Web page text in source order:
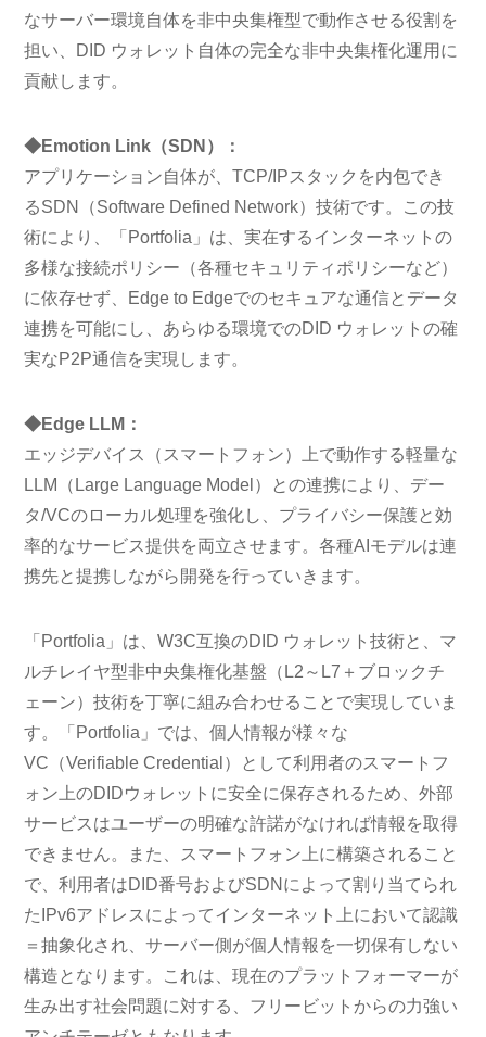
なサーバー環境自体を非中央集権型で動作させる役割を
担い、DID ウォレット自体の完全な非中央集権化運用に
貢献します。
◆Emotion Link（SDN）：
アプリケーション自体が、TCP/IPスタックを内包でき
るSDN（Software Defined Network）技術です。この技
術により、「Portfolia」は、実在するインターネットの
多様な接続ポリシー（各種セキュリティポリシーなど）
に依存せず、Edge to Edgeでのセキュアな通信とデータ
連携を可能にし、あらゆる環境でのDID ウォレットの確
実なP2P通信を実現します。
◆Edge LLM：
エッジデバイス（スマートフォン）上で動作する軽量な
LLM（Large Language Model）との連携により、デー
タ/VCのローカル処理を強化し、プライバシー保護と効
率的なサービス提供を両立させます。各種AIモデルは連
携先と提携しながら開発を行っていきます。
「Portfolia」は、W3C互換のDID ウォレット技術と、マ
ルチレイヤ型非中央集権化基盤（L2～L7＋ブロックチ
ェーン）技術を丁寧に組み合わせることで実現していま
す。「Portfolia」では、個人情報が様々な
VC（Verifiable Credential）として利用者のスマートフ
ォン上のDIDウォレットに安全に保存されるため、外部
サービスはユーザーの明確な許諾がなければ情報を取得
できません。また、スマートフォン上に構築されること
で、利用者はDID番号およびSDNによって割り当てられ
たIPv6アドレスによってインターネット上において認識
＝抽象化され、サーバー側が個人情報を一切保有しない
構造となります。これは、現在のプラットフォーマーが
生み出す社会問題に対する、フリービットからの力強い